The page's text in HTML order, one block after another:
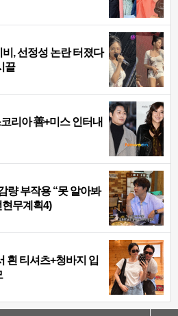
, 선정성 논란 터졌다
끌
리아 善+미스 인터내
량 부작용 “못 알아봐
무계획4)
흰 티셔츠+청바지 입